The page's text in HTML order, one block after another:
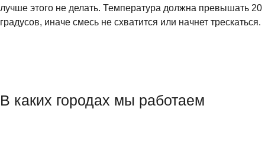
лучше этого не делать. Температура должна превышать 20
градусов, иначе смесь не схватится или начнет трескаться.
В каких городах мы работаем